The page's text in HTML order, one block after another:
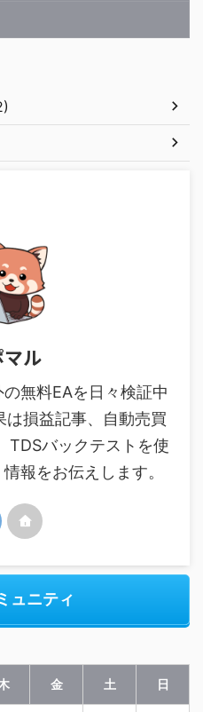
マル
無料EAを日々検証中
は損益記事、自動売買
TDSバックテストを使
報をお伝えします。
ュニティ
金 土 日